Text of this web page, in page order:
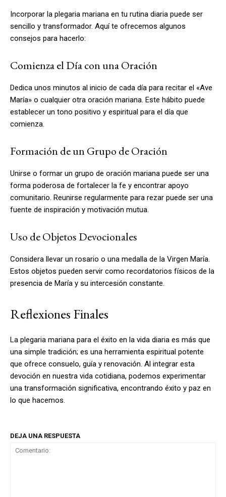
Incorporar la plegaria mariana en tu rutina diaria puede ser
sencillo y transformador. Aquí te ofrecemos algunos
consejos para hacerlo:
Comienza el Día con una Oración
Dedica unos minutos al inicio de cada día para recitar el «Ave
María» o cualquier otra oración mariana. Este hábito puede
establecer un tono positivo y espiritual para el día que
comienza.
Formación de un Grupo de Oración
Unirse o formar un grupo de oración mariana puede ser una
forma poderosa de fortalecer la fe y encontrar apoyo
comunitario. Reunirse regularmente para rezar puede ser una
fuente de inspiración y motivación mutua.
Uso de Objetos Devocionales
Considera llevar un rosario o una medalla de la Virgen María.
Estos objetos pueden servir como recordatorios físicos de la
presencia de María y su intercesión constante.
Reflexiones Finales
La plegaria mariana para el éxito en la vida diaria es más que
una simple tradición; es una herramienta espiritual potente
que ofrece consuelo, guía y renovación. Al integrar esta
devoción en nuestra vida cotidiana, podemos experimentar
una transformación significativa, encontrando éxito y paz en
lo que hacemos.
DEJA UNA RESPUESTA